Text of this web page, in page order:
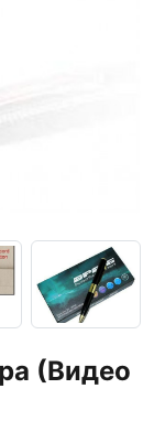
(Видео